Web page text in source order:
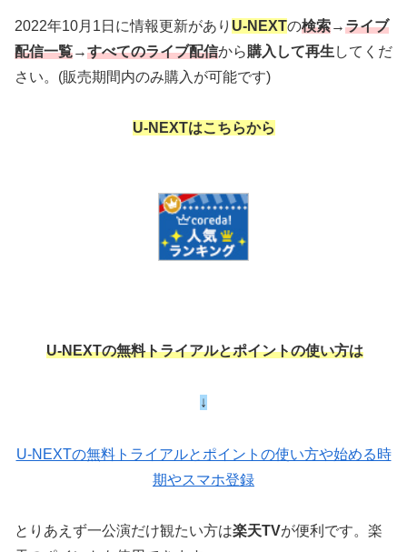
2022年10月1日に情報更新があり U-NEXTの検索→ライブ
配信一覧→すべてのライブ配信から購入して再生 してくだ
さい。(販売期間内のみ購入が可能です)
U-NEXTはこちらから
U-NEXTの無料トライアルとポイントの使い方は
↓
U-NEXTの無料トライアルとポイントの使い方や始める時
期やスマホ登録
とりあえず一公演だけ観たい方は楽天TVが便利です。楽